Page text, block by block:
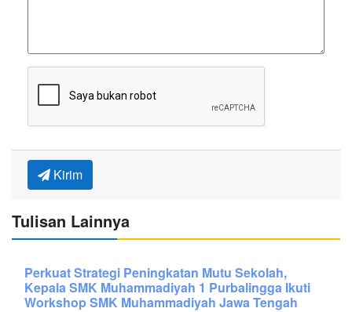
Kirim
Tulisan Lainnya
Perkuat Strategi Peningkatan Mutu Sekolah,
Kepala SMK Muhammadiyah 1 Purbalingga Ikuti
Workshop SMK Muhammadiyah Jawa Tengah